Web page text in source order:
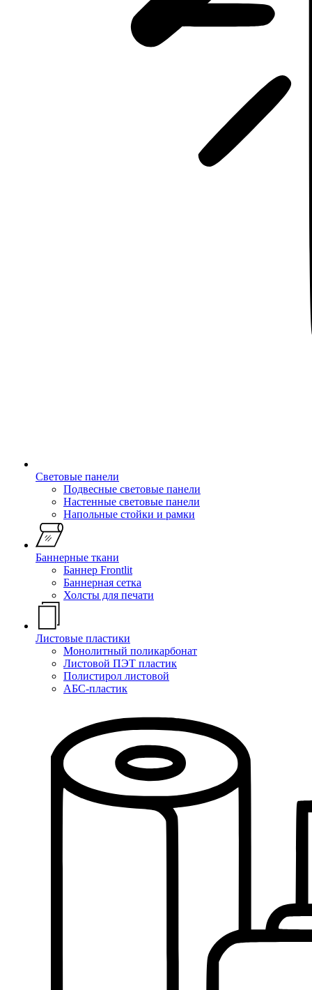
Световые панели
Подвесные световые панели
Настенные световые панели
Напольные стойки и рамки
Баннерные ткани
Баннер Frontlit
Баннерная сетка
Холсты для печати
Листовые пластики
Монолитный поликарбонат
Листовой ПЭТ пластик
Полистирол листовой
АБС-пластик